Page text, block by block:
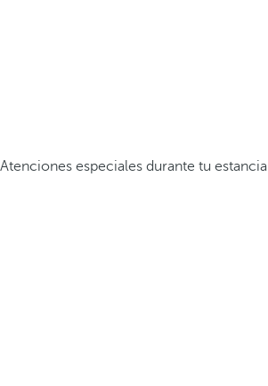
Atenciones especiales durante tu estancia